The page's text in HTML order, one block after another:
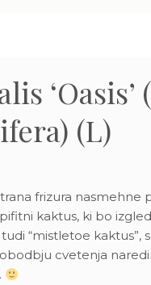
(L)
frizura nasmehne
kaktus, ki bo
tudi “mistletoe kaktus”,
cvetenja